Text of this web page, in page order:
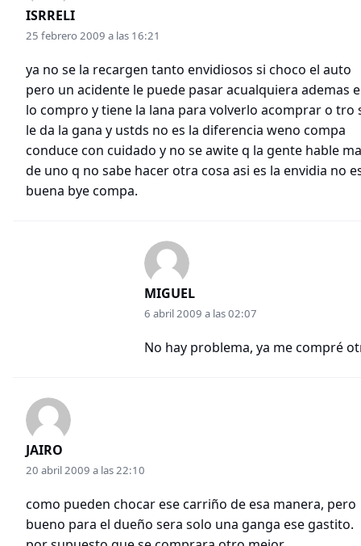
ISRRELI
25 febrero 2009 a las 16:21
ya no se la recargen tanto envidiosos si choco el auto
pero un acidente le puede pasar acualquiera ademas
lo compro y tiene la lana para volverlo acomprar o tro
le da la gana y ustds no es la diferencia weno compa
conduce con cuidado y no se awite q la gente hable
de uno q no sabe hacer otra cosa asi es la envidia no
buena bye compa.
MIGUEL
6 abril 2009 a las 02:07
No hay problema, ya me compré
JAIRO
20 abril 2009 a las 22:10
como pueden chocar ese carriño de esa manera, pero
bueno para el dueño sera solo una ganga ese gastito.